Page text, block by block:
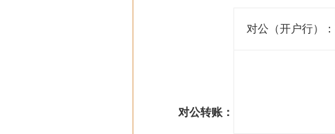
对公转账：
对公（开户行）：